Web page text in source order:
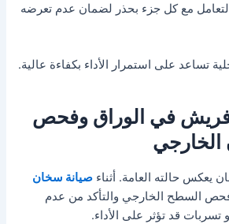
مع كل جزء بحذر لضمان عدم تعرضه
تساعد على استمرار الأداء بكفاءة عالية.
في الوراق وفحص
يعكس حالته العامة. أثناءصيانة سخان
السطح الخارجي والتأكد من عدم
قد تؤثر على الأداء.